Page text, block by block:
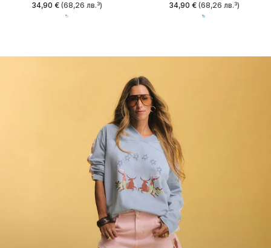
34,90 € (68,26 лв.³) 34,90 €(68,26 лв.³)